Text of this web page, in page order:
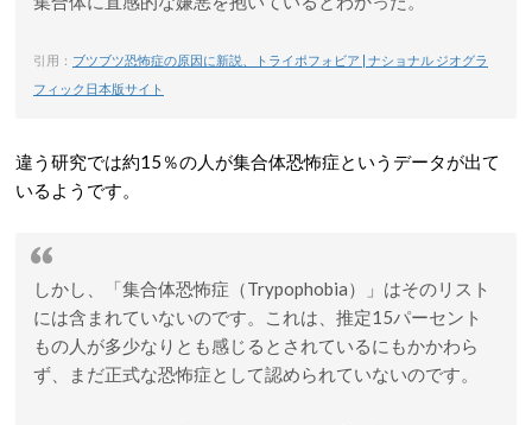
引用： ブツブツ恐怖症の原因に新説、トライポフォビア | ナショナル ジオグラ
フィック日本版サイト
違う研究では約15％の人が集合体恐怖症というデータが出て
いるようです。
しかし、「集合体恐怖症（Trypophobia）」はそのリスト
には含まれていないのです。これは、推定15パーセント
もの人が多少なりとも感じるとされているにもかかわら
ず、まだ正式な恐怖症として認められていないのです。